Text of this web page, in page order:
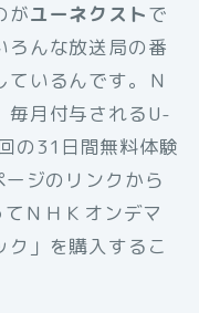
がユーネクストで
ろんな放送局の番
いるんです。Ｎ
毎月付与されるU-
の31日間無料体験
ジのリンクから
ＮＨＫオンデマ
ク」を購入するこ